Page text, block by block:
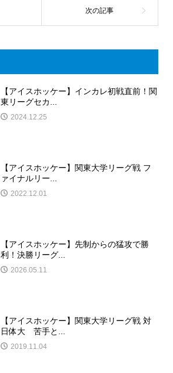
【アイスホッケー】インカレ初戦直前！関
東リーグセカ...
2024.12.25
【アイスホッケー】関東大学リーグ戦 フ
ァイナルリー...
2022.12.01
【アイスホッケー】先制からの猛攻で勝
利！決勝リーグ...
2026.05.11
【アイスホッケー】関東大学リーグ戦 対
日体大 苦手と...
2019.11.04